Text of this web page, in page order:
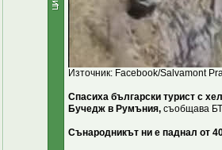
Източник: Facebook/Salvamont
Спасиха български турист с
Бучедж в Румъния, съобщава
Сънародникът ни е паднал от